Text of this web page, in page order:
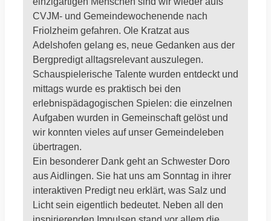
CVJM- und Gemeindewochenende nach
Friolzheim gefahren. Ole Kratzat aus
Adelshofen gelang es, neue Gedanken aus der
Bergpredigt alltagsrelevant auszulegen.
Schauspielerische Talente wurden entdeckt und
mittags wurde es praktisch bei den
erlebnispädagogischen Spielen: die einzelnen
Aufgaben wurden in Gemeinschaft gelöst und
wir konnten vieles auf unser Gemeindeleben
übertragen.
Ein besonderer Dank geht an Schwester Doro
aus Aidlingen. Sie hat uns am Sonntag in ihrer
interaktiven Predigt neu erklärt, was Salz und
Licht sein eigentlich bedeutet. Neben all den